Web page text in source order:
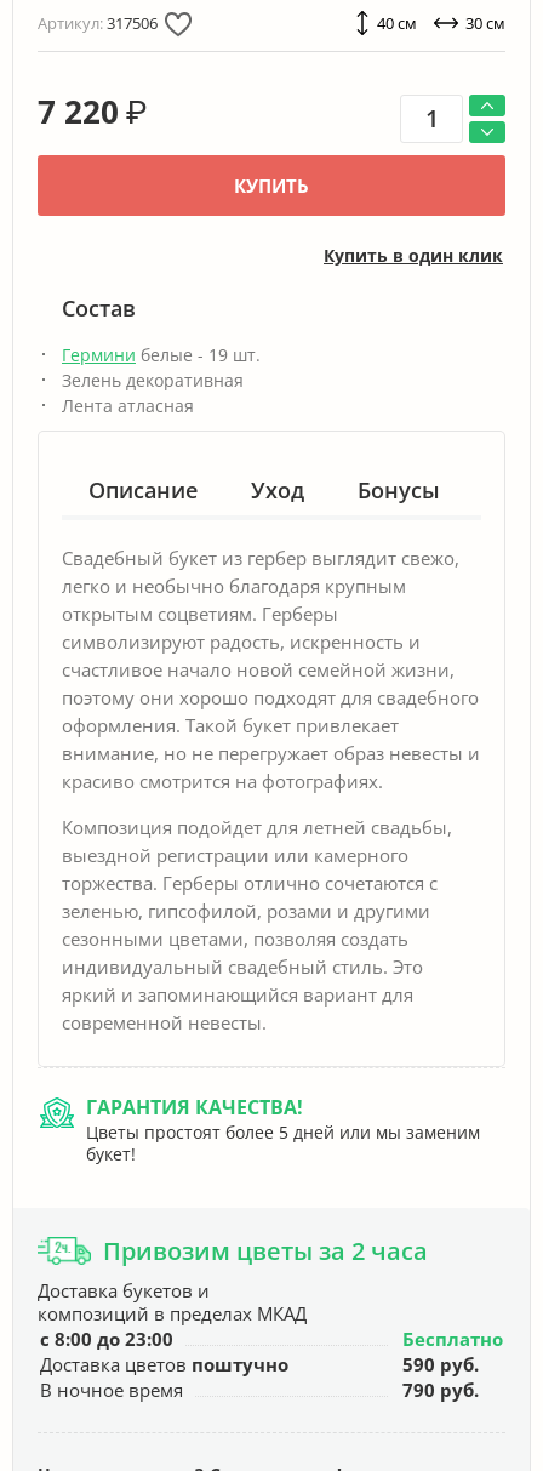
Артикул:317506 40 см 30 см
7 220 ₽
КУПИТЬ
Купить в один клик
Состав
Гермини белые - 19 шт.
Зелень декоративная
Лента атласная
Описание Уход Бонусы
Свадебный букет из гербер выглядит свежо,
легко и необычно благодаря крупным
открытым соцветиям. Герберы
символизируют радость, искренность и
счастливое начало новой семейной жизни,
поэтому они хорошо подходят для свадебного
оформления. Такой букет привлекает
внимание, но не перегружает образ невесты и
красиво смотрится на фотографиях.
Композиция подойдет для летней свадьбы,
выездной регистрации или камерного
торжества. Герберы отлично сочетаются с
зеленью, гипсофилой, розами и другими
сезонными цветами, позволяя создать
индивидуальный свадебный стиль. Это
яркий и запоминающийся вариант для
современной невесты.
ГАРАНТИЯ КАЧЕСТВА!
Цветы простоят более 5 дней или мы заменим
букет!
Привозим цветы за 2 часа
Доставка букетов и
композиций в пределах МКАД
с 8:00 до 23:00
Бесплатно
Доставка цветов поштучно
590 руб.
В ночное время
790 руб.